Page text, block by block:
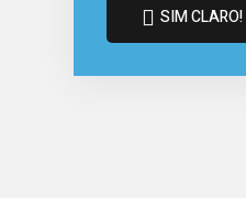
SIM CLARO!